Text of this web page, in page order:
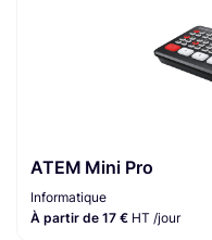
ATEM Mini Pro
Informatique
À partir de 17 € HT /jour